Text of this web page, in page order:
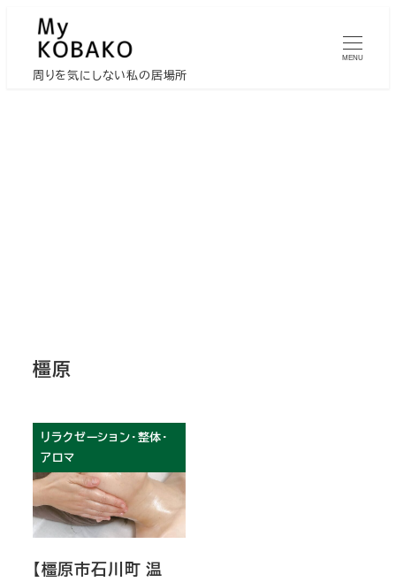
周りを気にしない私の居場所
MENU
橿原
リラクゼーション・整体・
アロマ
【橿原市石川町 温